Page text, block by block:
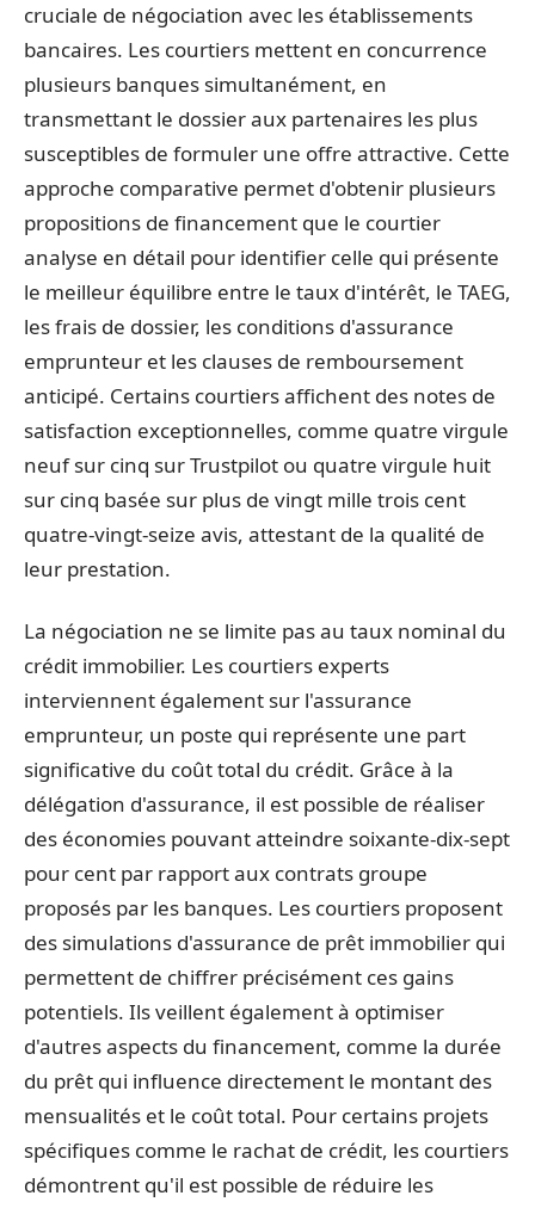
cruciale de négociation avec les établissements
bancaires. Les courtiers mettent en concurrence
plusieurs banques simultanément, en
transmettant le dossier aux partenaires les plus
susceptibles de formuler une offre attractive. Cette
approche comparative permet d'obtenir plusieurs
propositions de financement que le courtier
analyse en détail pour identifier celle qui présente
le meilleur équilibre entre le taux d'intérêt, le TAEG,
les frais de dossier, les conditions d'assurance
emprunteur et les clauses de remboursement
anticipé. Certains courtiers affichent des notes de
satisfaction exceptionnelles, comme quatre virgule
neuf sur cinq sur Trustpilot ou quatre virgule huit
sur cinq basée sur plus de vingt mille trois cent
quatre-vingt-seize avis, attestant de la qualité de
leur prestation.
La négociation ne se limite pas au taux nominal du
crédit immobilier. Les courtiers experts
interviennent également sur l'assurance
emprunteur, un poste qui représente une part
significative du coût total du crédit. Grâce à la
délégation d'assurance, il est possible de réaliser
des économies pouvant atteindre soixante-dix-sept
pour cent par rapport aux contrats groupe
proposés par les banques. Les courtiers proposent
des simulations d'assurance de prêt immobilier qui
permettent de chiffrer précisément ces gains
potentiels. Ils veillent également à optimiser
d'autres aspects du financement, comme la durée
du prêt qui influence directement le montant des
mensualités et le coût total. Pour certains projets
spécifiques comme le rachat de crédit, les courtiers
démontrent qu'il est possible de réduire les